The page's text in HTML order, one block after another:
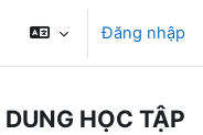
Đăng nhập
HỌC TẬP